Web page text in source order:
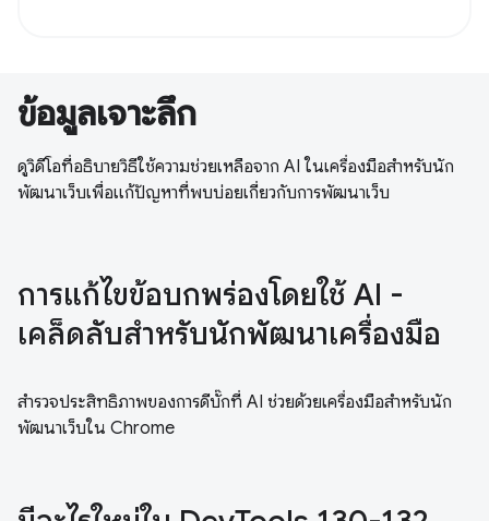
ข้อมูลเจาะลึก
ดูวิดีโอที่อธิบายวิธีใช้ความช่วยเหลือจาก AI ในเครื่องมือสำหรับนัก
พัฒนาเว็บเพื่อแก้ปัญหาที่พบบ่อยเกี่ยวกับการพัฒนาเว็บ
การแก้ไขข้อบกพร่องโดยใช้ AI -
เคล็ดลับสำหรับนักพัฒนาเครื่องมือ
สำรวจประสิทธิภาพของการดีบั๊กที่ AI ช่วยด้วยเครื่องมือสำหรับนัก
พัฒนาเว็บใน Chrome